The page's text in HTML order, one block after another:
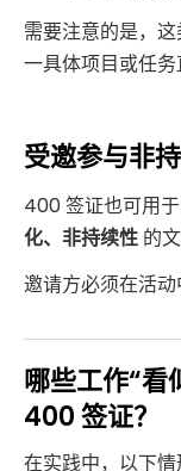
需要注意的是，
一具体项目或任务
受邀参与非
400 签证也可用
化、非持续性 的
邀请方必须在活动
哪些工作“看
400 签证？
在实践中，以下情